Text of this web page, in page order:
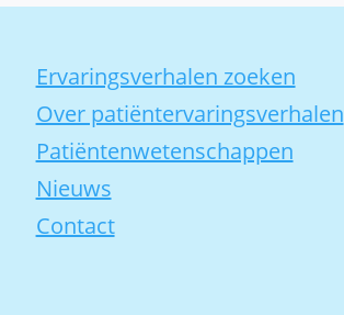
Ervaringsverhalen zoeken
Over patiëntervaringsverhalen
Patiëntenwetenschappen
Nieuws
Contact